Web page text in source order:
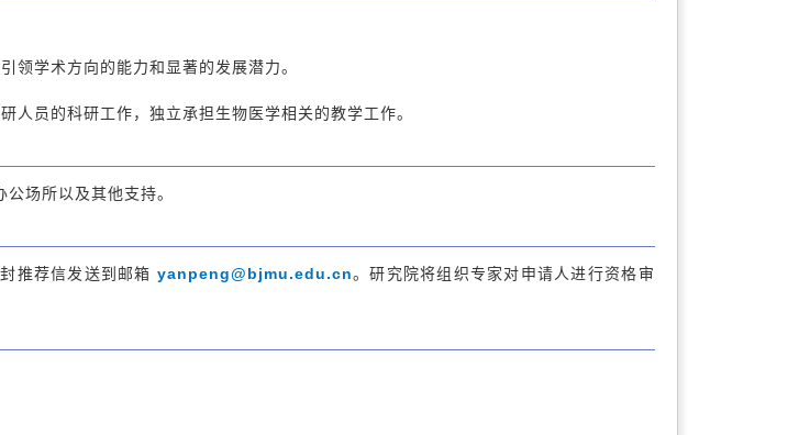
领学术方向的能力和显著的发展潜力。
人员的科研工作，独立承担生物医学相关的教学工作。
场所以及其他支持。
推荐信发送到邮箱 yanpeng@bjmu.edu.cn。研究院将组织专家对申请人进行资格审